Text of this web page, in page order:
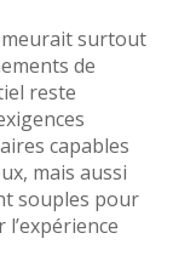
surtout
de
reste
capables
mais aussi
souples pour